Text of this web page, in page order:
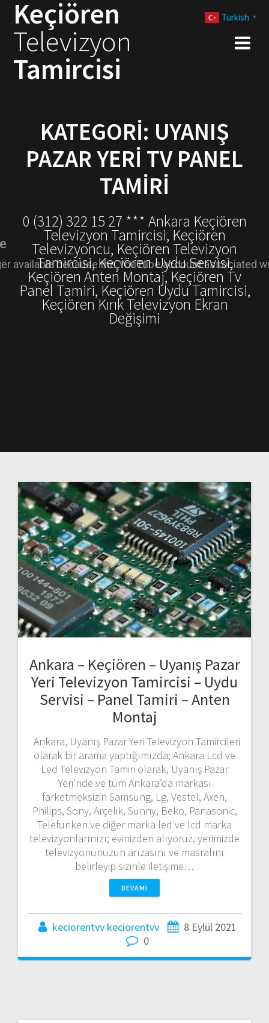
Keçiören
Televizyon
Tamircisi
KATEGORI: UYANIŞ
PAZAR YERI TV PANEL
TAMIRI
0 (312) 322 15 27 *** Ankara Keçiören
Televizyon Tamircisi, Keçiören
Televizyoncu, Keçiören Televizyon
Tamircisi, Keçiören Uydu Servisi,
Keçiören Anten Montaj, Keçiören Tv
Panel Tamiri, Keçiören Uydu Tamircisi,
Keçiören Kırık Televizyon Ekran
Değişimi
Ankara – Keçiören – Uyanış Pazar
Yeri Televizyon Tamircisi – Uydu
Servisi – Panel Tamiri – Anten
Montaj
Ankara, Uyanış Pazar Yeri Televizyon Tamircileri
olarak bir arama yaptığımızda; Ankara Lcd ve
Led Televizyon Tamiri olarak, Uyanış Pazar
Yeri’nde ve tüm Ankara’da markası
farketmeksizin Samsung, Lg, Vestel, Axen,
Philips, Sony, Arçelik, Sunny, Beko, Panasonic,
Telefunken ve diğer marka led ve lcd marka
televizyonlarınızı; evinizden alıyoruz, yerimizde
televizyonunuzun arızasını ve masrafını
belirleyip sizinle iletişime…
DEVAMI
keciorentvv keciorentvv
8 Eylül 2021
0
Turkish ▼